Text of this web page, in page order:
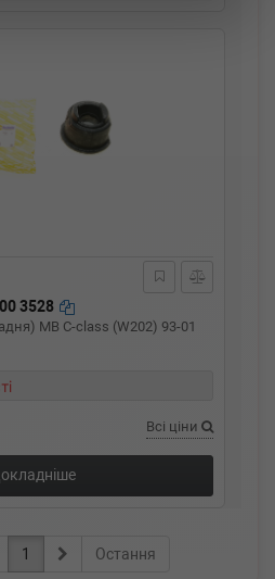
3528
MB C-class (W202) 93-01
Всі ціни
1 Остання